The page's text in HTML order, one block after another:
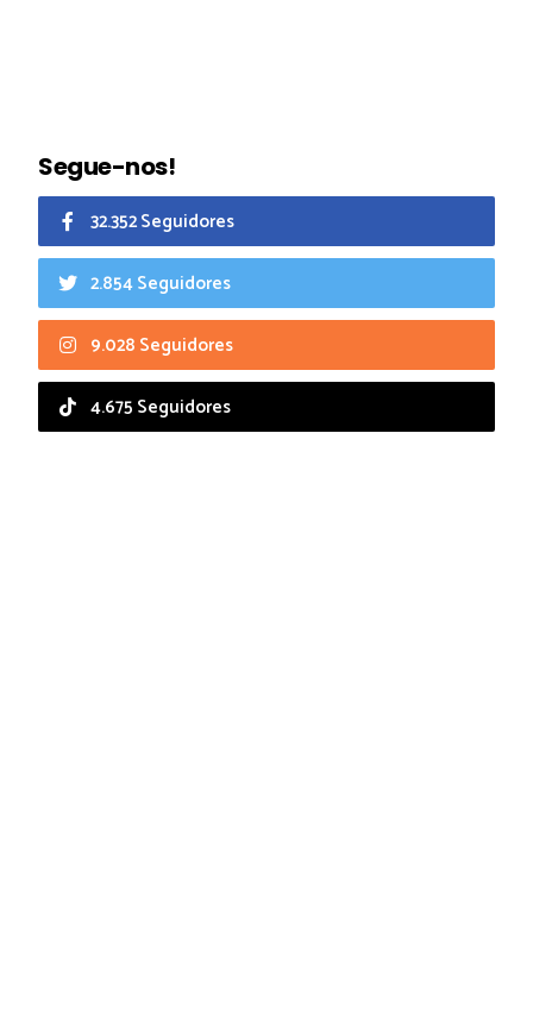
Segue-nos!
32.352 Seguidores
2.854 Seguidores
9.028 Seguidores
4.675 Seguidores